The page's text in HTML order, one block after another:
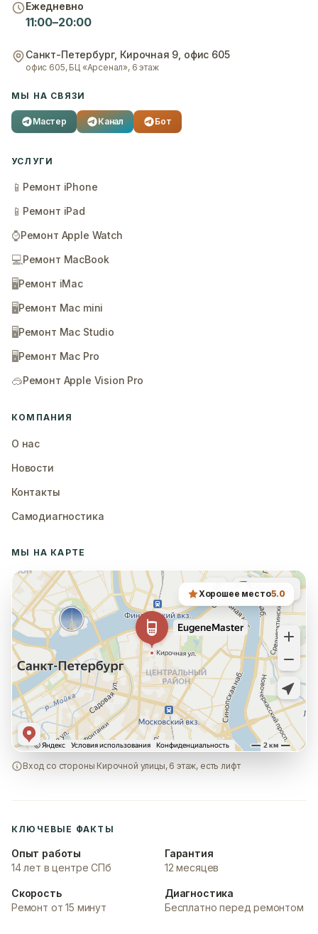
Ежедневно
11:00–20:00
Санкт-Петербург, Кирочная 9, офис 605
офис 605, БЦ «Арсенал», 6 этаж
МЫ НА СВЯЗИ
Мастер Канал Бот
УСЛУГИ
📱 Ремонт iPhone
📱 Ремонт iPad
⌚Ремонт Apple Watch
💻Ремонт MacBook
🖥️Ремонт iMac
🖥️Ремонт Mac mini
🖥️Ремонт Mac Studio
🖥️Ремонт Mac Pro
🥽Ремонт Apple Vision Pro
КОМПАНИЯ
О нас
Новости
Контакты
Самодиагностика
МЫ НА КАРТЕ
Хорошее место5.0
Вход со стороны Кирочной улицы, 6 этаж, есть лифт
КЛЮЧЕВЫЕ ФАКТЫ
Опыт работы
14 лет в центре СПб
Гарантия
12 месяцев
Скорость
Ремонт от 15 минут
Диагностика
Бесплатно перед ремонтом